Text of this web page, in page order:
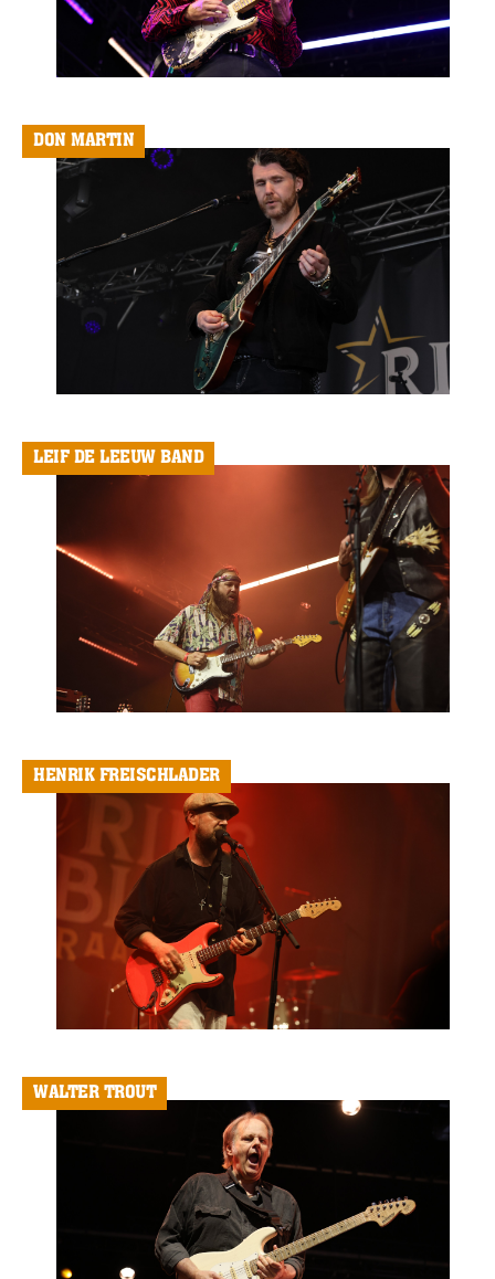
DON MARTIN
LEIF DE LEEUW BAND
HENRIK FREISCHLADER
WALTER TROUT